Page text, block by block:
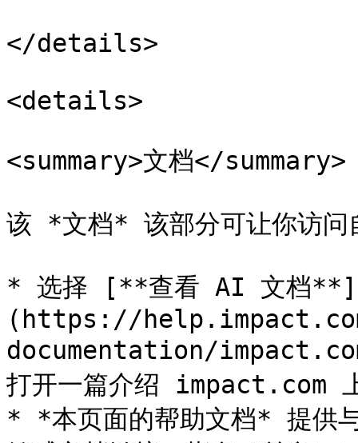
</details>
<details>
<summary>文档</summary>
该 *文档* 该部分可让你访问
* 选择 [**查看 AI 文档**]
(https://
documentation/
打开一篇介绍 impact.com
* *本页面的帮助文档* 提供